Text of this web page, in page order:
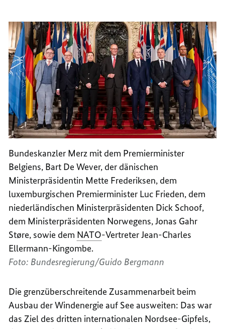
Bundeskanzler Merz mit dem Premierminister
Belgiens, Bart De Wever, der dänischen
Ministerpräsidentin Mette Frederiksen, dem
luxemburgischen Premierminister Luc Frieden, dem
niederländischen Ministerpräsidenten Dick Schoof,
dem Ministerpräsidenten Norwegens, Jonas Gahr
Støre, sowie dem NATO-Vertreter Jean-Charles
Ellermann-Kingombe.
Foto: Bundesregierung/Guido Bergmann
Die grenzüberschreitende Zusammenarbeit beim
Ausbau der Windenergie auf See ausweiten: Das war
das Ziel des dritten internationalen Nordsee-Gipfels,